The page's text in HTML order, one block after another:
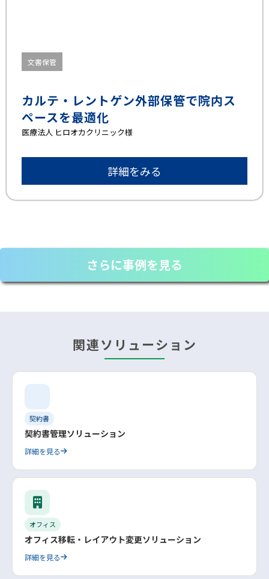
文書保管
カルテ・レントゲン外部保管で院内ス
ペースを最適化
医療法人 ヒロオカクリニック様
詳細をみる
さらに事例を見る
関連ソリューション
契約書
契約書管理ソリューション
詳細を見る
オフィス
オフィス移転・レイアウト変更ソリューション
詳細を見る